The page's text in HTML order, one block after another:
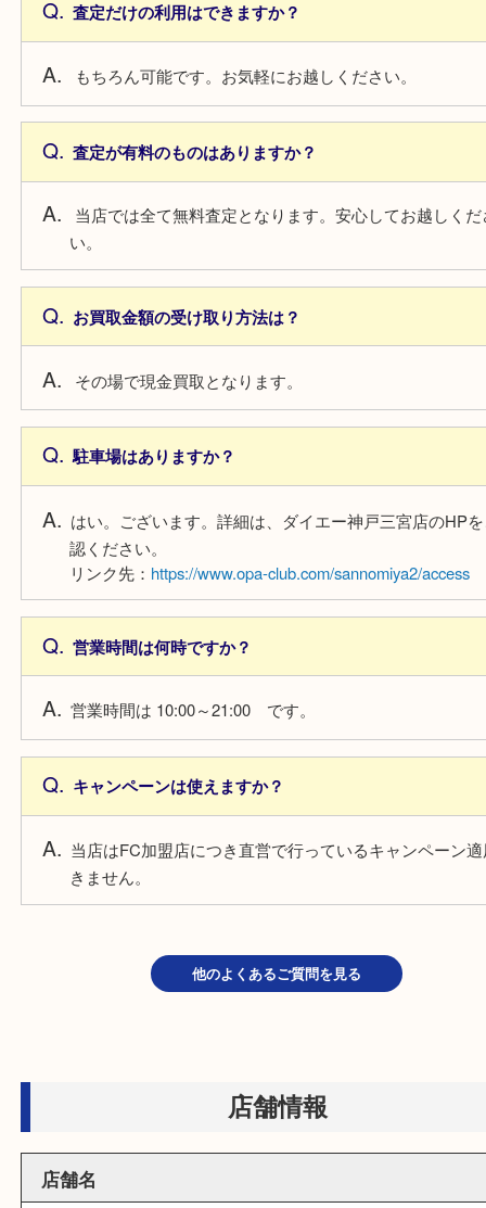
よくあるご質問
査定だけの利用はできますか？
もちろん可能です。お気軽にお越しください。
査定が有料のものはありますか？
当店では全て無料査定となります。安心してお越
い。
その場で現金買取となります。
駐車場はありますか？
はい。ございます。詳細は、ダイエー神戸三宮店の
認ください。
リンク先：https://www.opa-club.com/sannomiya2/
営業時間は何時ですか？